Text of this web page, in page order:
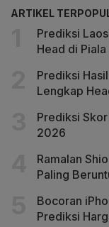
ARTIKEL
Prediksi
Head di
Prediksi
Lengkap
Prediksi
2026
Ramalan
Paling
Bocoran
Prediksi